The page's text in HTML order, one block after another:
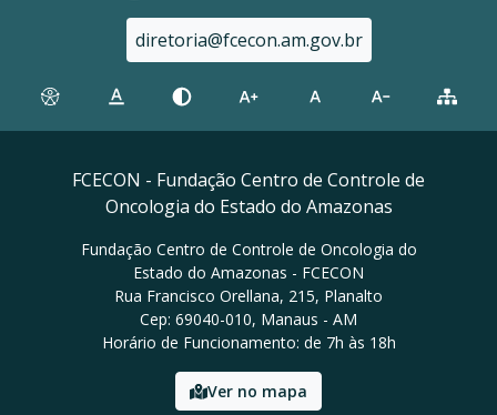
diretoria@fcecon.am.gov.br
FCECON - Fundação Centro de Controle de
Oncologia do Estado do Amazonas
Fundação Centro de Controle de Oncologia do
Estado do Amazonas - FCECON
Rua Francisco Orellana, 215, Planalto
Cep: 69040-010, Manaus - AM
Horário de Funcionamento: de 7h às 18h
Ver no mapa